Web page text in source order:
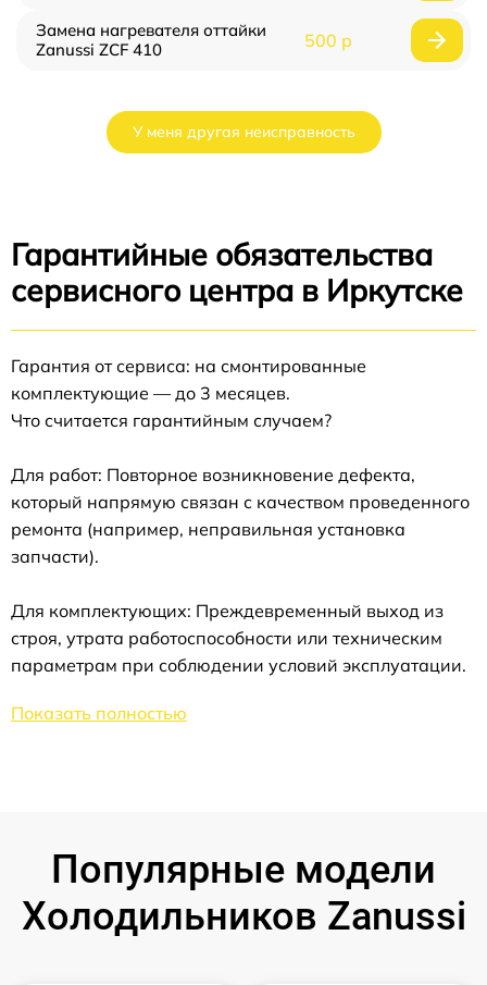
Замена нагревателя оттайки
Zanussi ZCF 410
500 р
У меня другая неисправность
Гарантийные обязательства
сервисного центра в Иркутске
Гарантия от сервиса: на смонтированные
комплектующие — до 3 месяцев.
Что считается гарантийным случаем?
Для работ: Повторное возникновение дефекта,
который напрямую связан с качеством проведенного
ремонта (например, неправильная установка
запчасти).
Для комплектующих: Преждевременный выход из
строя, утрата работоспособности или техническим
параметрам при соблюдении условий эксплуатации.
Показать полностью
Популярные модели
Холодильников Zanussi